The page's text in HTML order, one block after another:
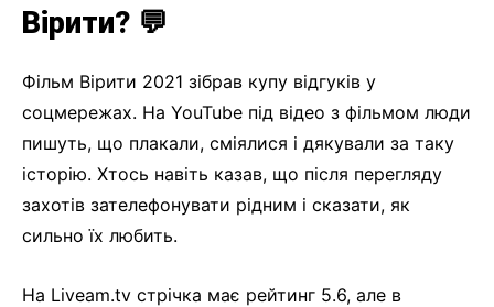
Вірити? 💬
Фільм Вірити 2021 зібрав купу відгуків у
соцмережах. На YouTube під відео з фільмом люди
пишуть, що плакали, сміялися і дякували за таку
історію. Хтось навіть казав, що після перегляду
захотів зателефонувати рідним і сказати, як
сильно їх любить.
На Liveam.tv стрічка має рейтинг 5.6, але в